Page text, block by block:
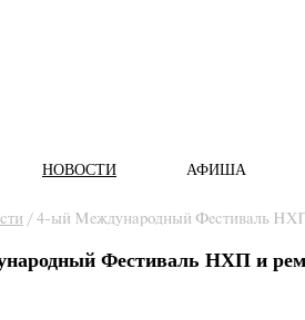
НОВОСТИ АФИША
/ 4-ый Международный Фестиваль
Фестиваль НХП и